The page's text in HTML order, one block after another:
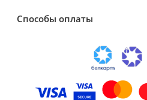
Способы оплаты